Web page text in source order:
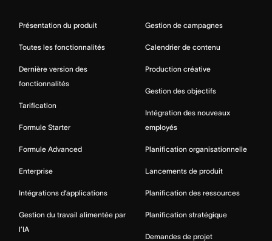
Présentation du produit
Toutes les fonctionnalités
Dernière version des
fonctionnalités
Tarification
Formule Starter
Formule Advanced
Enterprise
Intégrations d’applications
Gestion du travail alimentée par
l’IA
Gestion de campagnes
Calendrier de contenu
Production créative
Gestion des objectifs
Intégration des nouveaux
employés
Planification organisationnelle
Lancements de produit
Planification des ressources
Planification stratégique
Demandes de projet